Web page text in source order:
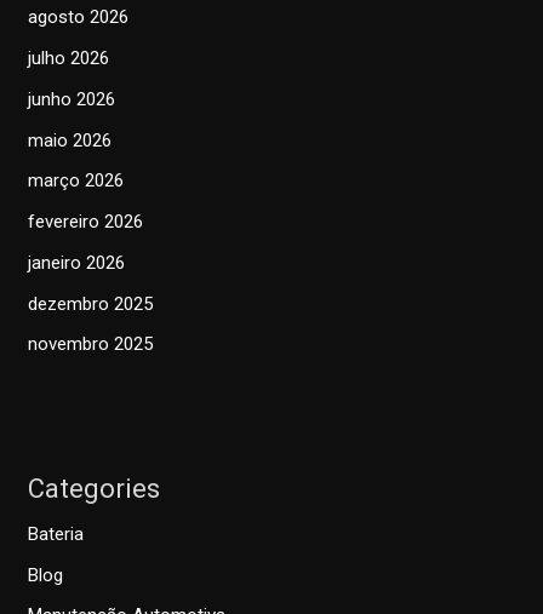
agosto 2026
julho 2026
junho 2026
maio 2026
março 2026
fevereiro 2026
janeiro 2026
dezembro 2025
novembro 2025
Categories
Bateria
Blog